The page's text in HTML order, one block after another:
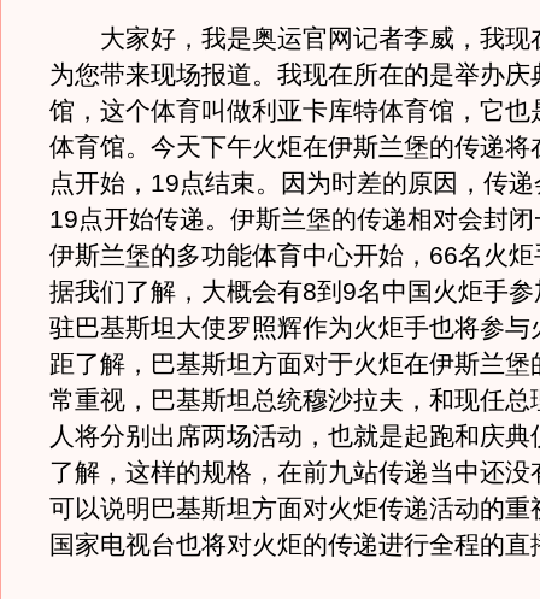
大家好，我是奥运官网记者李威，我现
为您带来现场报道。我现在所在的是举办庆
馆，这个体育叫做利亚卡库特体育馆，它也
体育馆。今天下午火炬在伊斯兰堡的传递将
点开始，19点结束。因为时差的原因，传
19点开始传递。伊斯兰堡的传递相对会封
伊斯兰堡的多功能体育中心开始，66名火
据我们了解，大概会有8到9名中国火炬手
驻巴基斯坦大使罗照辉作为火炬手也将参与
距了解，巴基斯坦方面对于火炬在伊斯兰堡
常重视，巴基斯坦总统穆沙拉夫，和现任总
人将分别出席两场活动，也就是起跑和庆典
了解，这样的规格，在前九站传递当中还没
可以说明巴基斯坦方面对火炬传递活动的重
国家电视台也将对火炬的传递进行全程的直